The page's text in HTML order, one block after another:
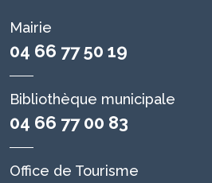
Mairie
04 66 77 50 19
Bibliothèque municipale
04 66 77 00 83
Office de Tourisme